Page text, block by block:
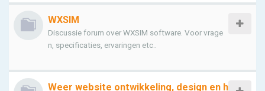
WXSIM
Discussie forum over WXSIM software. Voor vrage
n, specificaties, ervaringen etc..
Weer website ontwikkeling, design en h